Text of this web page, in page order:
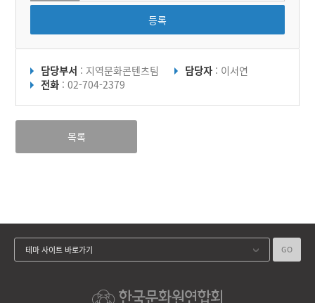
등록
담당부서 : 지역문화콘텐츠팀 담당자 : 이서연
전화 : 02-704-2379
목록
테마 사이트 바로가기 GO